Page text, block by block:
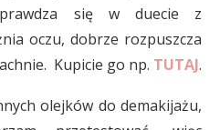
się w duecie z
oczu, dobrze rozpuszcza
Kupicie go np. TUTAJ.
olejków do demakijażu,